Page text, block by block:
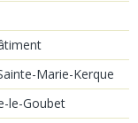
Marie-Kerque
le-Goubet